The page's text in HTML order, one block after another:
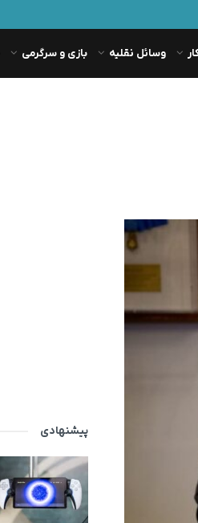
وسائل نقلیه بازی و سرگرمی
پیشنهادی